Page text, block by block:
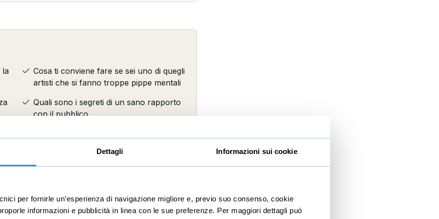
Dettagli Informazioni sui cookie
per fornirle un’esperienza di navigazione migliore e, previo suo consenso, cookie
informazioni e pubblicità in linea con le sue preferenze. Per maggiori dettagli può
la
Cosa ti conviene fare se sei uno di quegli
artisti che si fanno troppe pippe mentali
Quali sono i segreti di un sano rapporto
con il pubblico